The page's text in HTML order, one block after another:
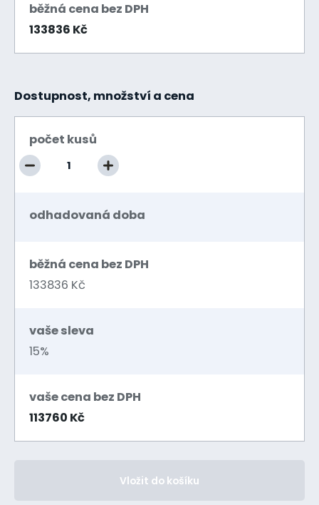
běžná cena bez DPH
133836 Kč
Dostupnost, množství a cena
počet kusů
odhadovaná doba
běžná cena bez DPH
133836 Kč
vaše sleva
15%
vaše cena bez DPH
113760 Kč
Vložit do košíku